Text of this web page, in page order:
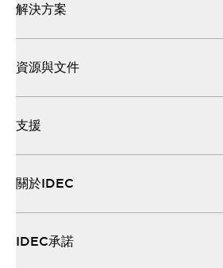
解決方案
資源與文件
支援
關於IDEC
IDEC承諾